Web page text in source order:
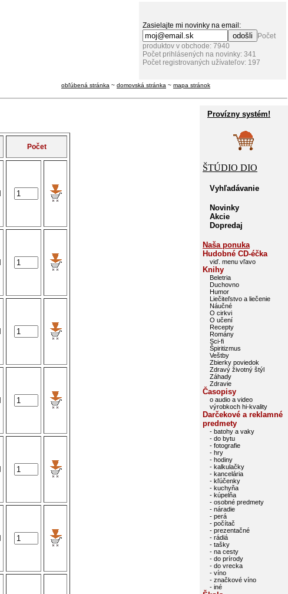
Zasielajte mi novinky na email:
Počet
produktov v obchode: 7940
Počet prihlásených na novinky: 341
Počet registrovaných užívateľov: 197
obľúbená stránka ~ domovská stránka ~ mapa stránok
Počet
Provízny systém!
ŠTÚDIO DIO
Vyhľadávanie
Novinky
Akcie
Dopredaj
Naša ponuka
Hudobné CD-éčka
viď. menu vľavo
Knihy
Beletria
Duchovno
Humor
Liečiteľstvo a liečenie
Náučné
O cirkvi
O učení
Recepty
Romány
Sci-fi
Špiritizmus
Veštby
Zbierky poviedok
Zdravý životný štýl
Záhady
Zdravie
Časopisy
o audio a video
výrobkoch hi-kvality
Darčekové a reklamné
predmety
- batohy a vaky
- do bytu
- fotografie
- hry
- hodiny
- kalkulačky
- kancelária
- kľúčenky
- kuchyňa
- kúpelňa
- osobné predmety
- náradie
- perá
- počítač
- prezentačné
- rádiá
- tašky
- na cesty
- do prírody
- do vrecka
- víno
- značkové víno
- iné